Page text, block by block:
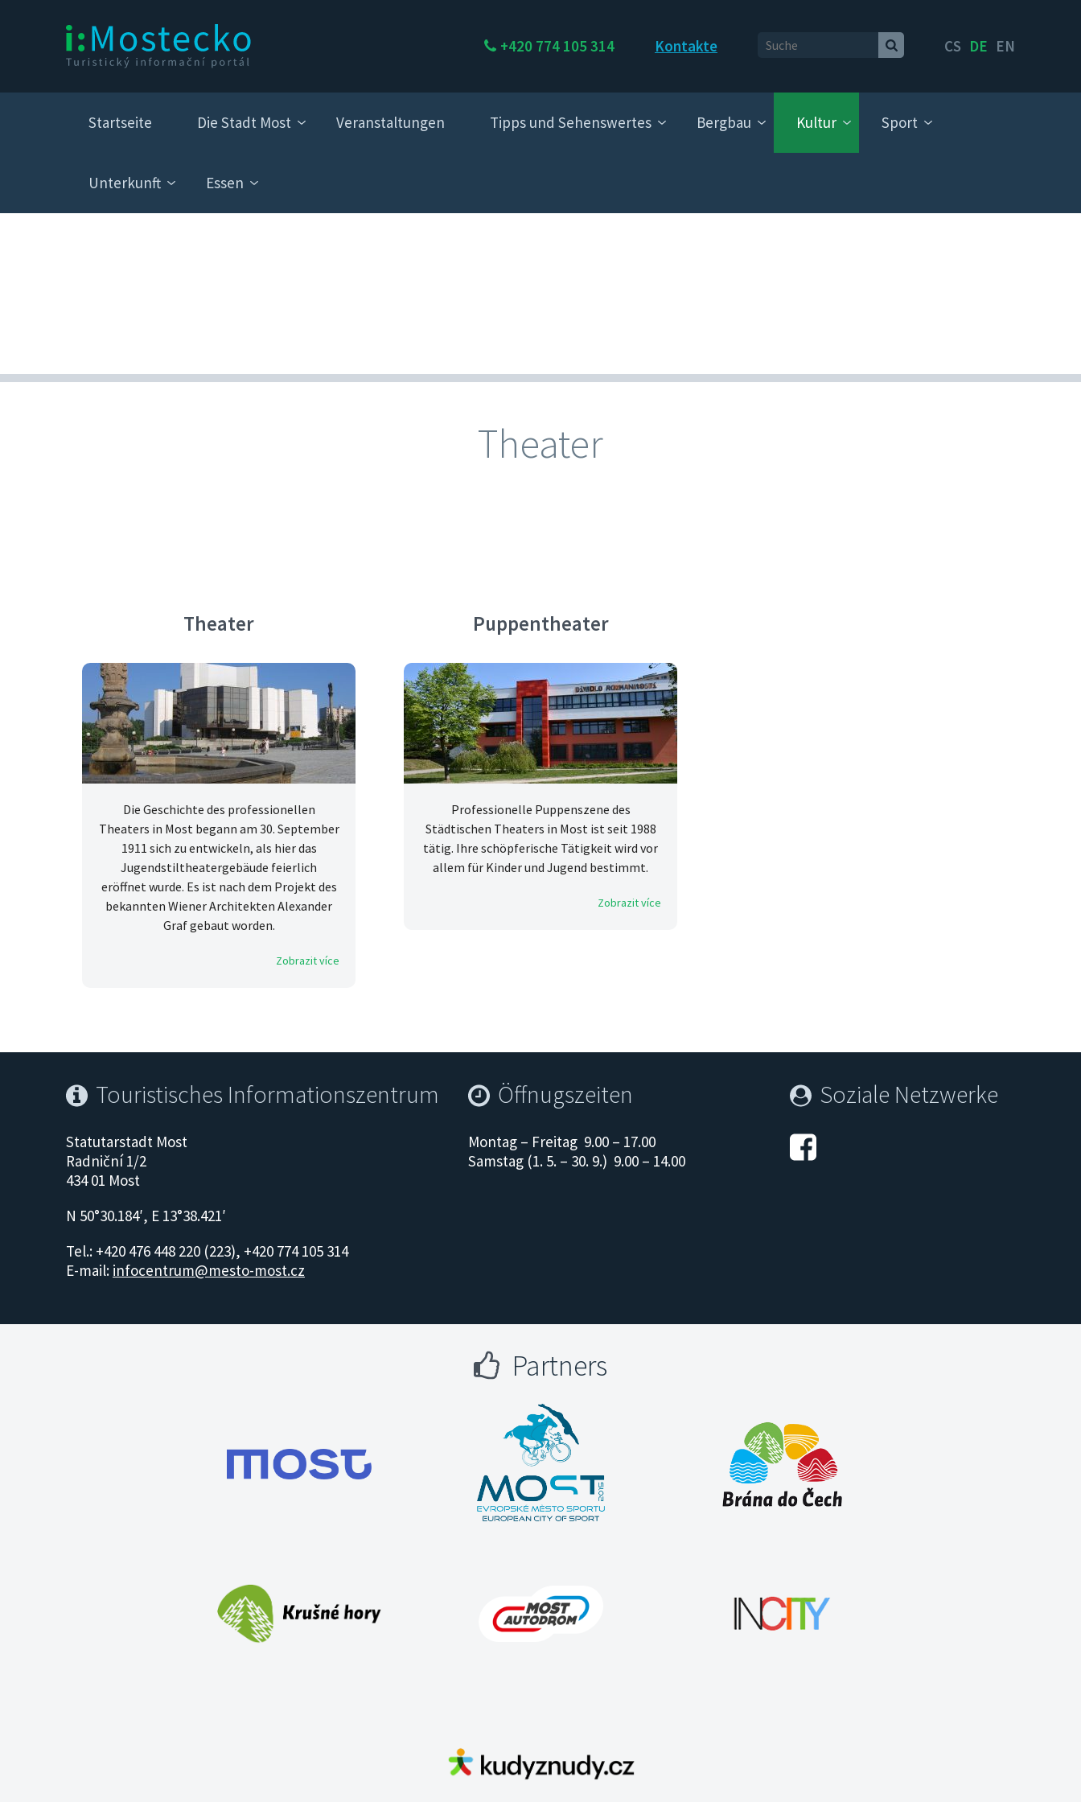
+420 774 105 314 Kontakte CS DE EN
Startseite Die Stadt Most Veranstaltungen Tipps und Sehenswertes Bergbau Kultur Sport
Unterkunft Essen
Theater
Theater
Die Geschichte des professionellen
Theaters in Most begann am 30. September
1911 sich zu entwickeln, als hier das
Jugendstiltheatergebäude feierlich
eröffnet wurde. Es ist nach dem Projekt des
bekannten Wiener Architekten Alexander
Graf gebaut worden.
Zobrazit více
Puppentheater
Professionelle Puppenszene des
Städtischen Theaters in Most ist seit 1988
tätig. Ihre schöpferische Tätigkeit wird vor
allem für Kinder und Jugend bestimmt.
Zobrazit více
Touristisches Informationszentrum
Statutarstadt Most
Radniční 1/2
434 01 Most
N 50°30.184′, E 13°38.421′
Tel.: +420 476 448 220 (223), +420 774 105 314
E-mail: infocentrum@mesto-most.cz
Öffnugszeiten
Montag – Freitag 9.00 – 17.00
Samstag (1. 5. – 30. 9.) 9.00 – 14.00
Soziale Netzwerke
Partners